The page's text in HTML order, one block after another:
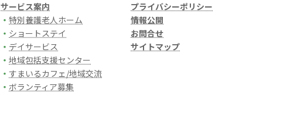
サービス案内
・特別養護老人ホーム
・ ショートステイ
・ デイサービス
・地域包括支援センター
・すまいるカフェ/地域交流
・ボランティア募集
プライバシーポリシー
情報公開
お問合せ
サイトマップ